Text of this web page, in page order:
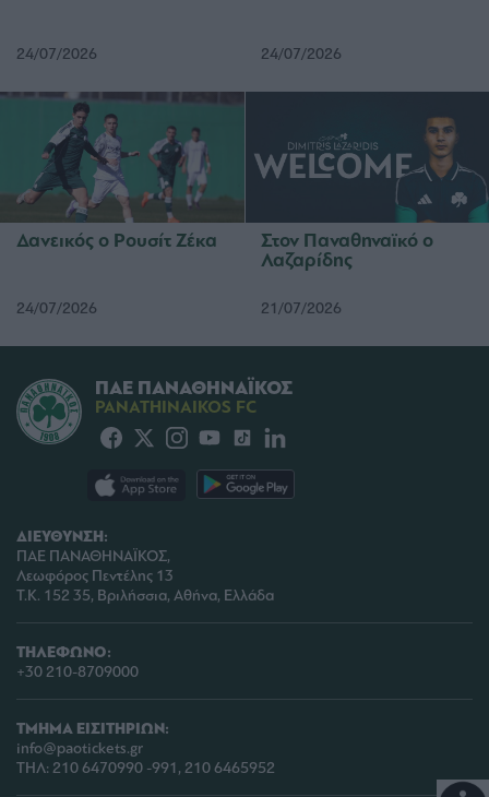
24/07/2026 24/07/2026
Δανεικός ο Ρουσίτ Ζέκα
24/07/2026
Στον Παναθηναϊκό ο
Λαζαρίδης
21/07/2026
ΔΙΕΥΘΥΝΣΗ:
ΠΑΕ ΠΑΝΑΘΗΝΑΪΚΟΣ,
Λεωφόρος Πεντέλης 13
Τ.Κ. 152 35, Βριλήσσια, Αθήνα, Ελλάδα
ΤΗΛΕΦΩΝΟ:
+30 210-8709000
ΤΜΗΜΑ ΕΙΣΙΤΗΡΙΩΝ:
info@paotickets.gr
ΤΗΛ: 210 6470990 -991, 210 6465952
ΠΑΕ ΠΑΝΑΘΗΝΑΪΚΟΣ
PANATHINAIKOS FC